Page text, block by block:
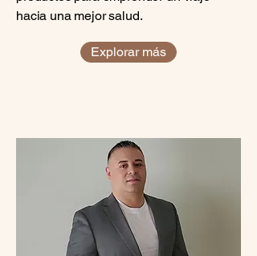
hacia una mejor salud.
Explorar más